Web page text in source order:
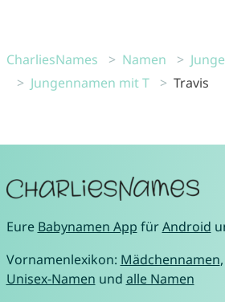
CharliesNames Namen
Jungennamen mit T
Travis
Eure Babynamen App fürAndroid
Vornamenlexikon: Mädchennamen,
Unisex-Namen und alle Namen